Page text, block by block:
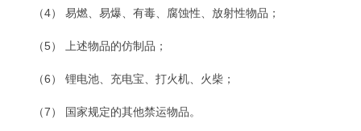
（4） 易燃、易爆、有毒、腐蚀性、放射性物品；
（5） 上述物品的仿制品；
（6） 锂电池、充电宝、打火机、火柴；
（7） 国家规定的其他禁运物品。